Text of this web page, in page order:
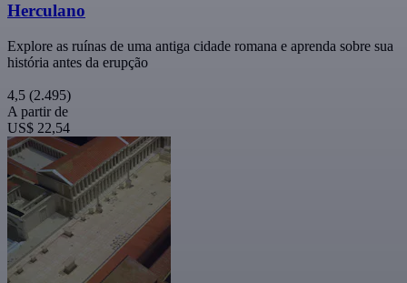
Herculano
Explore as ruínas de uma antiga cidade romana e aprenda sobre sua
história antes da erupção
4,5 (2.495)
A partir de
US$ 22,54